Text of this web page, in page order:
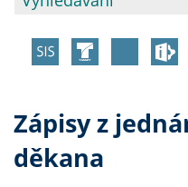
Zápisy z
děkana